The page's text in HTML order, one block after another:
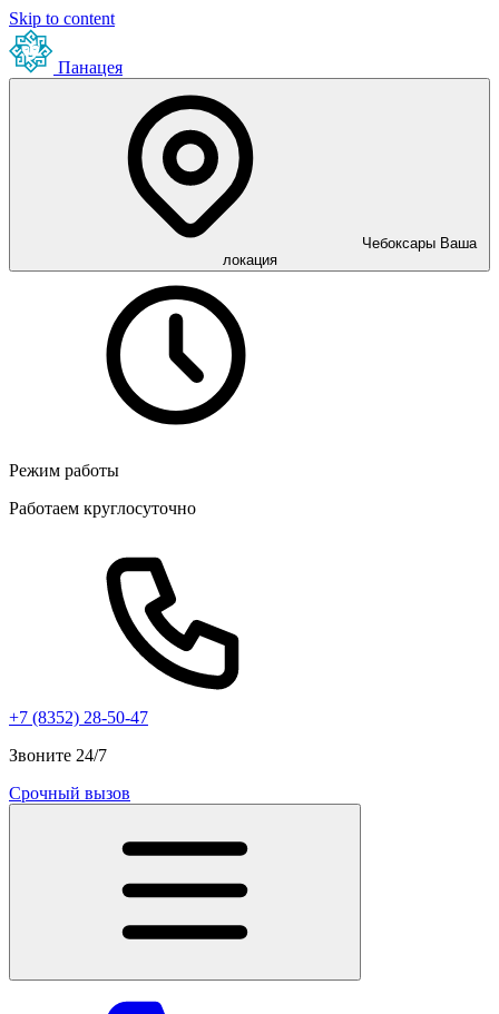
Skip to content
Панацея
Чебоксары Ваша
локация
Режим работы
Работаем круглосуточно
+7 (8352) 28-50-47
Звоните 24/7
Срочный вызов